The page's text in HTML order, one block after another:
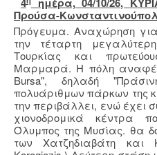
Προύσα-
Πρόγευμα. Αναχώρηση
την τέταρτη
Τουρκίας και
Μαρμαρά. Η πόλη
Bursa", δηλαδή
πολυάριθμων πάρκων της
την περιβάλλει, ενώ έχει
χιονοδρομικά κέντρα
Όλυμπος της Μυσίας. θα
των Χατζηδιαβάτη και